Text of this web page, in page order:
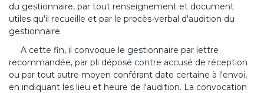
du gestionnaire, par tout renseignement et document
utiles qu'il recueille et par le procès-verbal d'audition du
gestionnaire.
A cette fin, il convoque le gestionnaire par lettre
recommandée, par pli déposé contre accusé de réception
ou par tout autre moyen conférant date certaine à l'envoi,
en indiquant les lieu et heure de l'audition. La convocation